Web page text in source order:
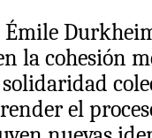
Émile
la cohesión
el